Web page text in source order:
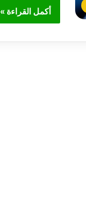
أكمل القراءة »